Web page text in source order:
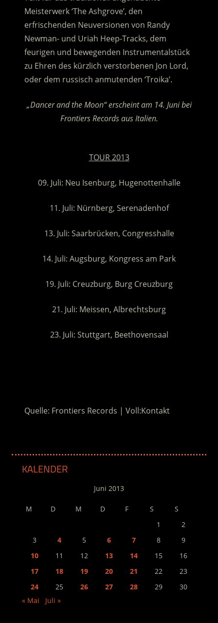
Meisterwerk ‘The Ashgrove’, den
erfrischenden Neuversionen von Randy
Newman- und Uriah Heep-Tracks, dem
feurigen und bewegenden Instrumentalstück
zu Ehren des kürzlich verstorbenen Jon Lord,
oder dem russisch anmutenden ‘Troika’.
„Dancer and the Moon“ erscheint am 14. Juni bei
Frontiers Records aus Italien.
TOUR 2013
09. Juli: Neu Isenburg, Hugenottenhalle
11. Juli: Nürnberg, Serenadenhof
13. Juli: Saarbrücken, Congresshalle
14. Juli: Augsburg, Kongress am Park
19. Juli: Creuzburg, Burg Creuzburg
21. Juli: Meissen, Albrechtsburg
23. Juli: Stuttgart, Beethovensaal
Quelle: Frontiers Records | Voll:Kontakt
KALENDER
Juni 2013
M D M D F S
S
1
2
3
4 5 6 7 8
9
10
11 12 13 14 15
16
17
18 19 20 21 22
23
24
25 26 27 28 29
30
« Mai
Juli »